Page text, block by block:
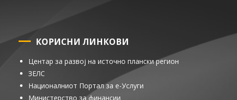
КОРИСНИ ЛИНКОВИ
Центар за развој на источно плански регион
ЗЕЛС
Националниот Портал за е-Услуги
Министерство за финансии